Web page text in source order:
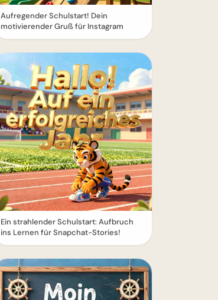
Aufregender Schulstart! Dein
motivierender Gruß für Instagram
Ein strahlender Schulstart: Aufbruch
ins Lernen für Snapchat-Stories!